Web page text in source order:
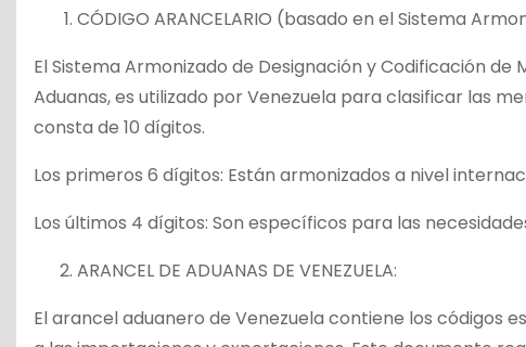
CÓDIGO ARANCELARIO (basado en el Sistema
El Sistema Armonizado de Designación y Codificación
Aduanas, es utilizado por Venezuela para clasificar las
consta de 10 dígitos.
Los primeros 6 dígitos: Están armonizados a nivel
Los últimos 4 dígitos: Son específicos para las
ARANCEL DE ADUANAS DE VENEZUELA:
El arancel aduanero de Venezuela contiene los códigos